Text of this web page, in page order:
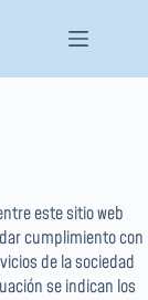
este sitio web
cumplimiento con
de la sociedad
se indican los